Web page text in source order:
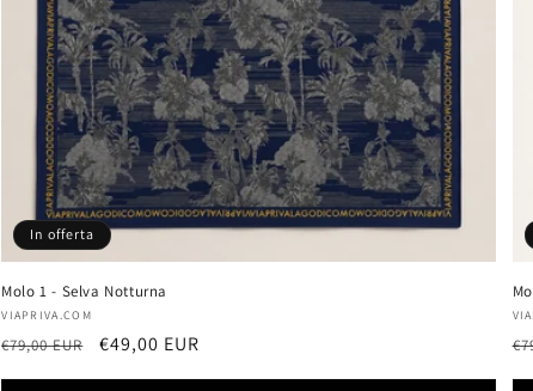
In offerta
Molo 1 - Selva Notturna
Produttore:
VIAPRIVA.COM
Prezzo
€79,00 EUR
Prezzo
€49,00 EUR